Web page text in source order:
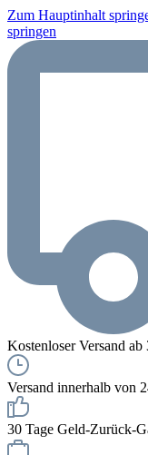
Zum Hauptinhalt
springen
Kostenloser Versand ab
Versand innerhalb von
30 Tage Geld-Zurück-